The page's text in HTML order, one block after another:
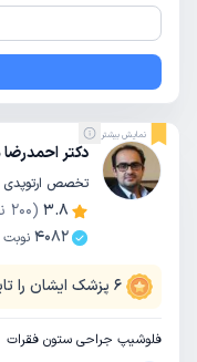
نمایش بیشتر
دکتر
تخصص ارتوپدی
3.8
(
200
4082 نوبت
6 پزشک ایشان را
فلوشیپ جراحی ستون فقرات